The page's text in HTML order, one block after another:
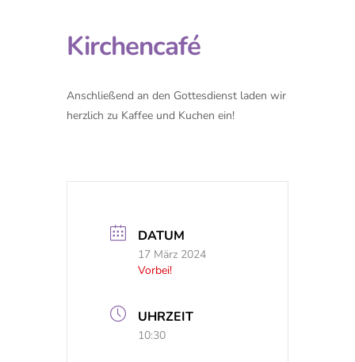
Kirchencafé
Anschließend an den Gottesdienst laden wir
herzlich zu Kaffee und Kuchen ein!
DATUM
17 März 2024
Vorbei!
UHRZEIT
10:30